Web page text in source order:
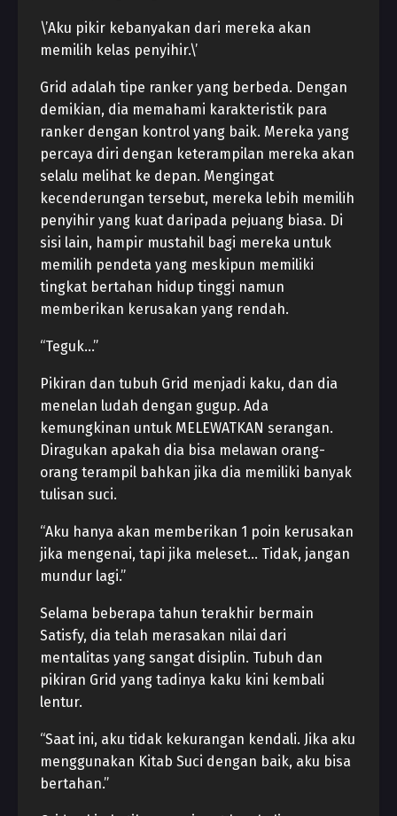
\’Aku pikir kebanyakan dari mereka akan
memilih kelas penyihir.\’
Grid adalah tipe ranker yang berbeda. Dengan
demikian, dia memahami karakteristik para
ranker dengan kontrol yang baik. Mereka yang
percaya diri dengan keterampilan mereka akan
selalu melihat ke depan. Mengingat
kecenderungan tersebut, mereka lebih memilih
penyihir yang kuat daripada pejuang biasa. Di
sisi lain, hampir mustahil bagi mereka untuk
memilih pendeta yang meskipun memiliki
tingkat bertahan hidup tinggi namun
memberikan kerusakan yang rendah.
“Teguk…”
Pikiran dan tubuh Grid menjadi kaku, dan dia
menelan ludah dengan gugup. Ada
kemungkinan untuk MELEWATKAN serangan.
Diragukan apakah dia bisa melawan orang-
orang terampil bahkan jika dia memiliki banyak
tulisan suci.
“Aku hanya akan memberikan 1 poin kerusakan
jika mengenai, tapi jika meleset… Tidak, jangan
mundur lagi.”
Selama beberapa tahun terakhir bermain
Satisfy, dia telah merasakan nilai dari
mentalitas yang sangat disiplin. Tubuh dan
pikiran Grid yang tadinya kaku kini kembali
lentur.
“Saat ini, aku tidak kekurangan kendali. Jika aku
menggunakan Kitab Suci dengan baik, aku bisa
bertahan.”